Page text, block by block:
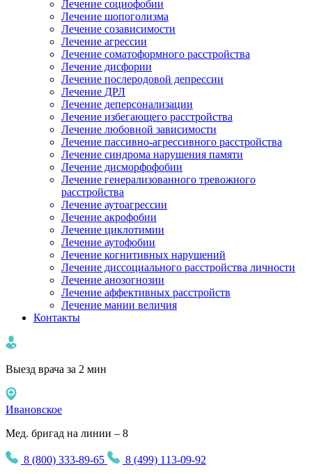
Лечение социофобии
Лечение шопоголизма
Лечение созависимости
Лечение агрессии
Лечение соматоформного расстройства
Лечение дисфории
Лечение послеродовой депрессии
Лечение ДРЛ
Лечение деперсонализации
Лечение избегающего расстройства
Лечение любовной зависимости
Лечение пассивно-агрессивного расстройства
Лечение синдрома нарушения памяти
Лечение дисморфофобии
Лечение генерализованного тревожного
расстройства
Лечение аутоагрессии
Лечение акрофобии
Лечение циклотимии
Лечение аутофобии
Лечение когнитивных нарушений
Лечение диссоциального расстройства личности
Лечение анозогнозии
Лечение аффективных расстройств
Лечение мании величия
Контакты
Выезд врача за 2 мин
Ивановское
Мед. бригад на линии – 8
8 (800) 333-89-65
8 (499) 113-09-92